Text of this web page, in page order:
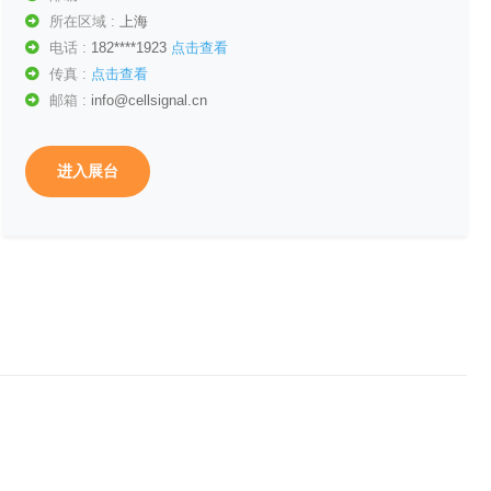
所在区域 : 上海
电话 : 182****1923 点击查看
传真 : 点击查看
邮箱 : info@cellsignal.cn
进入展台